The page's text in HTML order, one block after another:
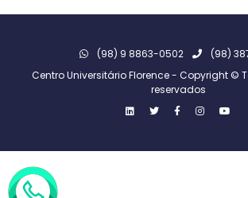
(98) 9 8863-0502
(98)
Centro Universitário Florence - Copyright ©
reservados